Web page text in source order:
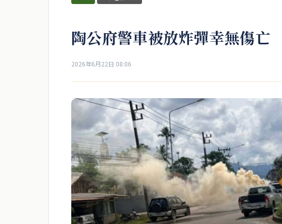
陶公府警車被放炸彈幸無傷亡
2026年6月22日 08:06